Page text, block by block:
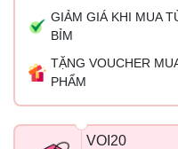
GIẢM GIÁ KHI MUA
BỈM
TẶNG VOUCHER
PHẨM
VOI20